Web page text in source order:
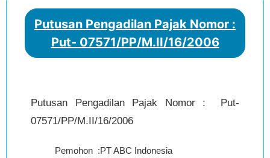
Putusan Pengadilan Pajak Nomor :
Put- 07571/PP/M.II/16/2006
Putusan Pengadilan Pajak Nomor : Put-
07571/PP/M.II/16/2006
Pemohon :PT ABC Indonesia